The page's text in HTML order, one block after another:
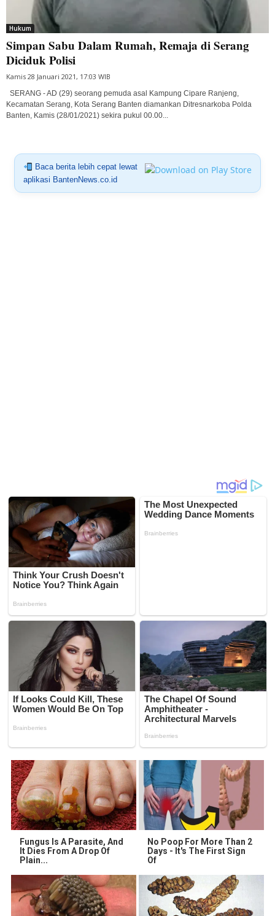
Hukum
Simpan Sabu Dalam Rumah, Remaja di Serang
Diciduk Polisi
Kamis 28 Januari 2021, 17:03 WIB
SERANG - AD (29) seorang pemuda asal Kampung Cipare Ranjeng,
Kecamatan Serang, Kota Serang Banten diamankan Ditresnarkoba Polda
Banten, Kamis (28/01/2021) sekira pukul 00.00...
Baca berita lebih cepat lewat
aplikasi BantenNews.co.id
Fungus Is A Parasite, And
It Dies From A Drop Of
Plain...
No Poop For More Than 2
Days - It's The First Sign
Of